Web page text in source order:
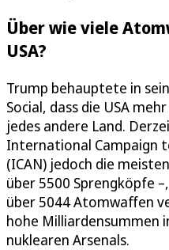
Über wie viele
USA?
Trump behauptete in
Social, dass die USA
jedes andere Land.
International Campaign
(ICAN) jedoch die
über 5500 Sprengköpfe
über 5044 Atomwaffen
hohe Milliardensummen
nuklearen Arsenals.